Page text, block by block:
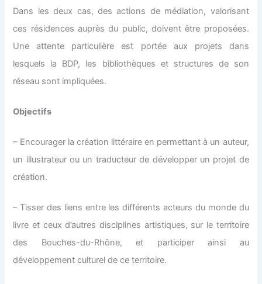
Dans les deux cas, des actions de médiation, valorisant
ces résidences auprès du public, doivent être proposées.
Une attente particulière est portée aux projets dans
lesquels la BDP, les bibliothèques et structures de son
réseau sont impliquées.
Objectifs
– Encourager la création littéraire en permettant à un auteur,
un illustrateur ou un traducteur de développer un projet de
création.
– Tisser des liens entre les différents acteurs du monde du
livre et ceux d’autres disciplines artistiques, sur le territoire
des Bouches-du-Rhône, et participer ainsi au
développement culturel de ce territoire.